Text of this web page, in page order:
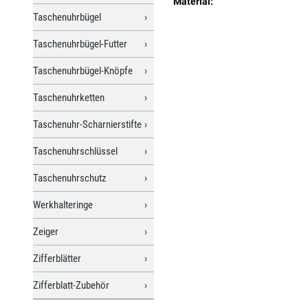
Taschenuhrbügel
Taschenuhrbügel-Futter
Taschenuhrbügel-Knöpfe
Taschenuhrketten
Taschenuhr-Scharnierstifte
Taschenuhrschlüssel
Taschenuhrschutz
Werkhalteringe
Zeiger
Zifferblätter
Zifferblatt-Zubehör